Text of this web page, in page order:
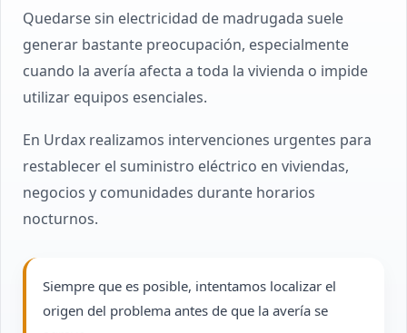
Quedarse sin electricidad de madrugada suele
generar bastante preocupación, especialmente
cuando la avería afecta a toda la vivienda o impide
utilizar equipos esenciales.
En Urdax realizamos intervenciones urgentes para
restablecer el suministro eléctrico en viviendas,
negocios y comunidades durante horarios
nocturnos.
Siempre que es posible, intentamos localizar el
origen del problema antes de que la avería se